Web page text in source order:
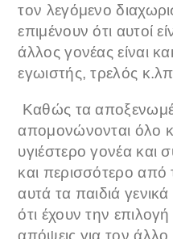
τον λεγόμενο
επιμένουν ότι αυτοί
άλλος γονέας είναι
εγωιστής, τρελός
Καθώς τα
απομονώνονται όλο
υγιέστερο γονέα και
και περισσότερο
αυτά τα παιδιά
ότι έχουν την
απόψεις για τον